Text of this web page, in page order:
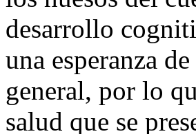
desarrollo
una esperanza
general, por lo
salud que se